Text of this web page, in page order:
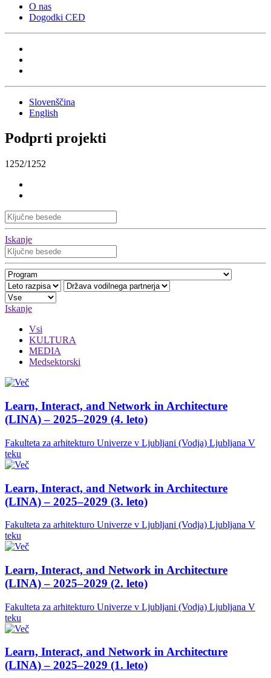
O nas
Dogodki CED
Slovenščina
English
Podprti projekti
1252/1252
Iskanje
Iskanje
Vsi
KULTURA
MEDIA
Medsektorski
Learn, Interact, and Network in Architecture
(LINA) – 2025–2029 (4. leto)
Fakulteta za arhitekturo Univerze v Ljubljani (Vodja) Ljubljana V
teku
Learn, Interact, and Network in Architecture
(LINA) – 2025–2029 (3. leto)
Fakulteta za arhitekturo Univerze v Ljubljani (Vodja) Ljubljana V
teku
Learn, Interact, and Network in Architecture
(LINA) – 2025–2029 (2. leto)
Fakulteta za arhitekturo Univerze v Ljubljani (Vodja) Ljubljana V
teku
Learn, Interact, and Network in Architecture
(LINA) – 2025–2029 (1. leto)